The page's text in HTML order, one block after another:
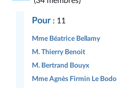
Pour : 11
Mme Béatrice Bellamy
M. Thierry Benoit
M. Bertrand Bouyx
Mme Agnès Firmin Le Bodo